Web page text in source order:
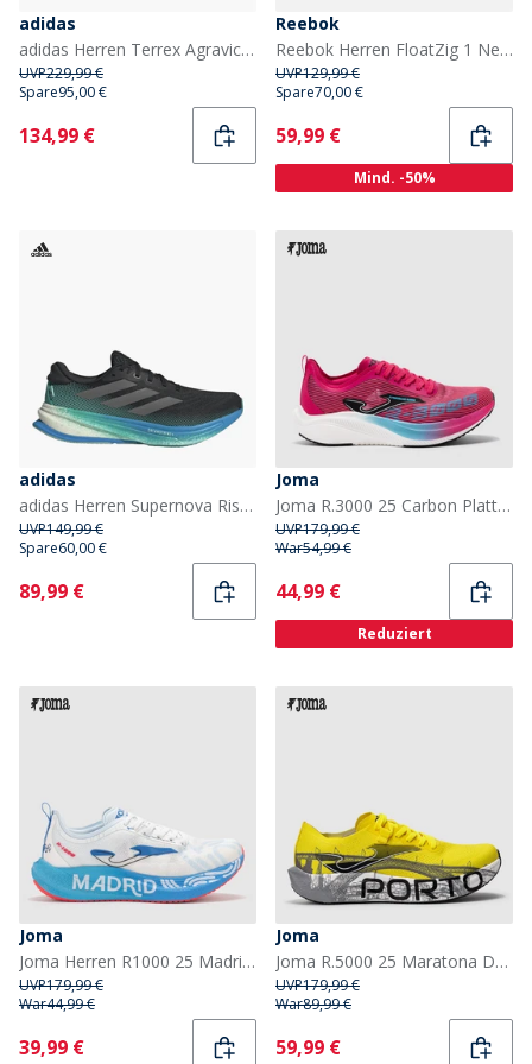
adidas
adidas Herren Terrex Agravic Speed Ultra Trail Laufschuhe Cloud White/Impact Orange/Dash Grey
UVP229,99 €
Spare95,00 €
Current
134,99 €
Reebok
Reebok Herren FloatZig 1 Neutral Laufschuhe Schwarz/Grau/Weiß
UVP129,99 €
Spare70,00 €
Current
59,99 €
Mind. -50%
adidas
adidas Herren Supernova Rise 2 Neutrale Laufschuhe Core Black/Iron Metallic/Glory Green
UVP149,99 €
Spare60,00 €
Current
89,99 €
Joma
Joma R.3000 25 Carbon Platte Neutrale Laufschuhe Fuchsia
UVP179,99 €
War54,99 €
Current
44,99 €
Reduziert
Joma
Joma Herren R1000 25 Madrid Halbmarathon Carbonplatte Neutrale Laufschuhe Weiß
UVP179,99 €
War44,99 €
Current
39,99 €
Joma
Joma R.5000 25 Maratona Do Porto Speed Neutrale Laufschuhe Fluorescent Yellow
UVP179,99 €
War89,99 €
Current
59,99 €